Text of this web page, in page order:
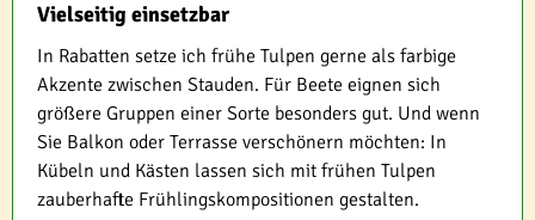
Vielseitig einsetzbar
In Rabatten setze ich frühe Tulpen gerne als farbige
Akzente zwischen Stauden. Für Beete eignen sich
größere Gruppen einer Sorte besonders gut. Und wenn
Sie Balkon oder Terrasse verschönern möchten: In
Kübeln und Kästen lassen sich mit frühen Tulpen
zauberhafte Frühlingskompositionen gestalten.